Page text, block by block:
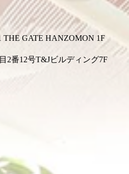
THE GATE HANZOMON 1F
2番12号T&Jビルディング7F